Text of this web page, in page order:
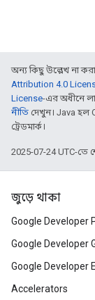
অন্য কিছু উল্লেখ না
Attribution 4.0
License-এর অধীনে
নীতি দেখুন। Java হল
ট্রেডমার্ক।
2025-07-24 UTC-তে
জুড়ে থাকা
Google Developer
Google Developer
Google Developer
Accelerators